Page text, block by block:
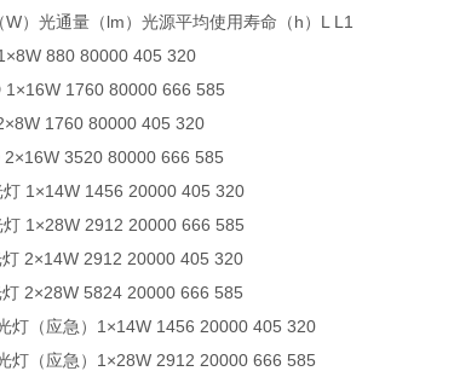
）光通量（lm）光源平均使用寿命（h）L L1
880 80000 405 320
1×16W 1760 80000 666 585
1760 80000 405 320
3520 80000 666 585
1×14W 1456 20000 405 320
1×28W 2912 20000 666 585
2×14W 2912 20000 405 320
2×28W 5824 20000 666 585
灯（应急）1×14W 1456 20000 405 320
灯（应急）1×28W 2912 20000 666 585